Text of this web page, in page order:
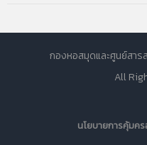
กองหอสมุดและศูนย์สาร
All
นโยบายการคุ้มค